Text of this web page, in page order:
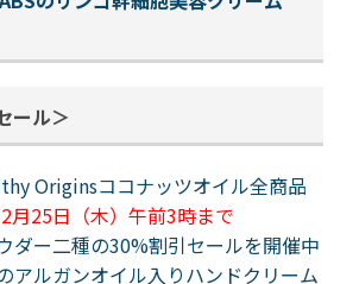
ール＞
Originsココナッツオイル全商品
2月25日（木）午前3時まで
ダー二種の30%割引セールを開催中
アルガンオイル入りハンドクリーム